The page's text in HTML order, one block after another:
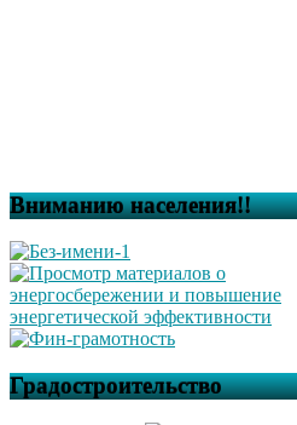
Вниманию населения!!
Градостроительство